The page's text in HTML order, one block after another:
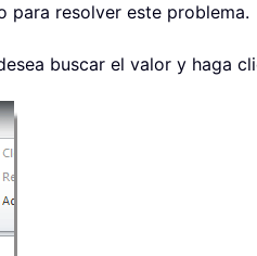
para resolver este problema.
buscar el valor y haga